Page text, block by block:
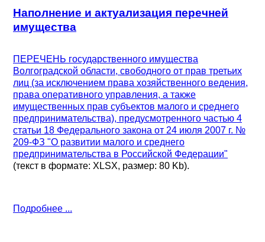
Наполнение и актуализация перечней
имущества
ПЕРЕЧЕНЬ государственного имущества
Волгоградской области, свободного от прав третьих
лиц (за исключением права хозяйственного ведения,
права оперативного управления, а также
имущественных прав субъектов малого и среднего
предпринимательства), предусмотренного частью 4
статьи 18 Федерального закона от 24 июля 2007 г. №
209-ФЗ "О развитии малого и среднего
предпринимательства в Российской Федерации"
(текст в формате: XLSX, размер: 80 Kb).
Подробнее ...